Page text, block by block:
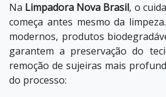
Na Limpadora Nova Brasil, o
começa antes mesmo da
modernos, produtos
garantem a preservação do
remoção de sujeiras mais
do processo: